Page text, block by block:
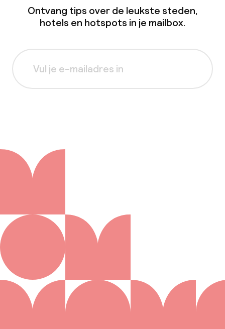
Ontvang tips over de leukste steden,
hotels en hotspots in je mailbox.